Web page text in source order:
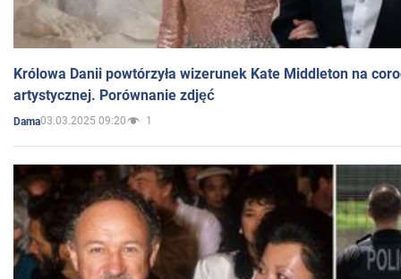
Królowa Danii powtórzyła wizerunek Kate Middleton na
artystycznej. Porównanie zdjęć
Dama03.03.2025 09:20 1